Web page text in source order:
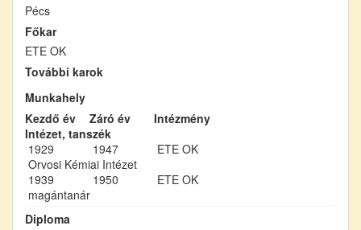
Pécs
Főkar
ETE OK
További karok
Munkahely
Kezdő év
Záró év
Intézmény
Intézet, tanszék
1929
1947
ETE OK
Orvosi Kémiai Intézet
1939
1950
ETE OK
magántanár
Diploma